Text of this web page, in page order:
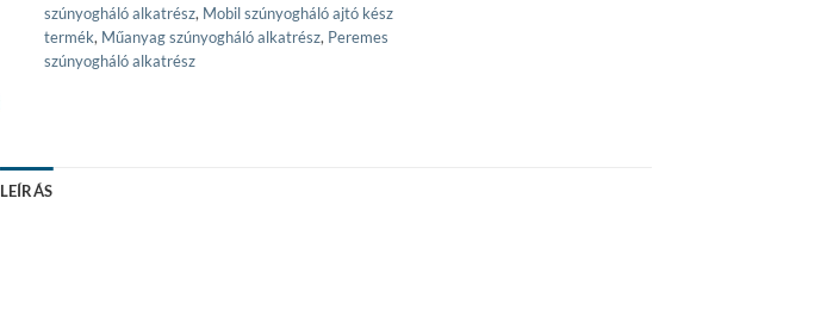
szúnyogháló alkatrész, Mobil szúnyogháló ajtó kész
termék, Műanyag szúnyogháló alkatrész, Peremes
szúnyogháló alkatrész
LEÍRÁS